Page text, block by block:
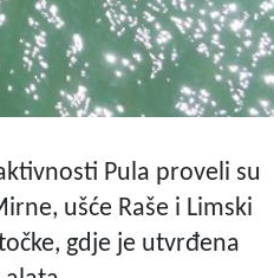
Pula proveli su
ušće Raše i Limski
gdje je utvrđena